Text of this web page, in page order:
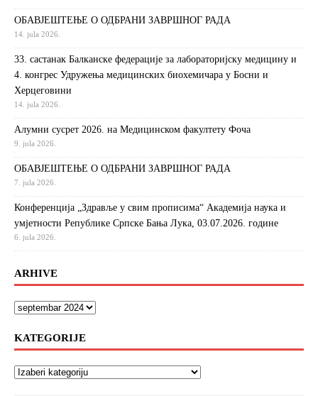
ОБАВЈЕШТЕЊЕ О ОДБРАНИ ЗАВРШНОГ РАДА
14. jula 2026.
33. састанак Балканске федерације за лабораторијску медицину и
4. конгрес Удружења медицинских биохемичара у Босни и
Херцеговини
14. jula 2026.
Алумни сусрет 2026. на Медицинском факултету Фоча
9. jula 2026.
ОБАВЈЕШТЕЊЕ О ОДБРАНИ ЗАВРШНОГ РАДА
7. jula 2026.
Конференција „Здравље у свим прописима“ Академија наука и
умјетности Републике Српске Бања Лука, 03.07.2026. године
6. jula 2026.
ARHIVE
KATEGORIJE